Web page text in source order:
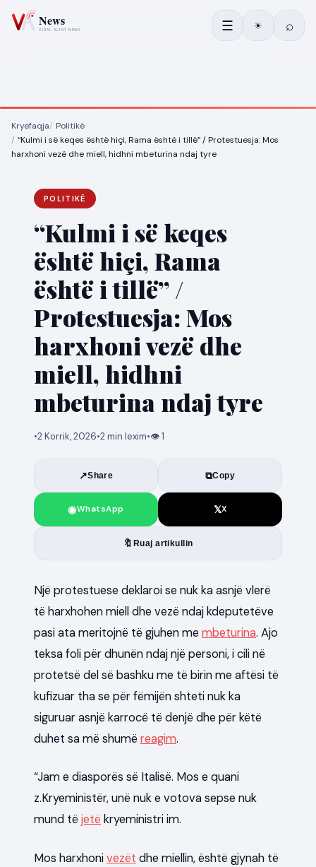
☰ ☀ ⌕
Kryefaqja
Politikë
“Kulmi i së keqes është hiçi, Rama është i tillë” / Protestuesja: Mos
harxhoni vezë dhe miell, hidhni mbeturina ndaj tyre
POLITIKË
“Kulmi i së keqes
është hiçi, Rama
është i tillë” /
Protestuesja: Mos
harxhoni vezë dhe
miell, hidhni
mbeturina ndaj tyre
•2 Korrik, 2026•2 min lexim•👁1
↗Share ⧉Copy
◉WhatsApp 𝕏X
🔖 Ruaj artikullin
Një protestuese deklaroi se nuk ka asnjë vlerë
të harxhohen miell dhe vezë ndaj kdeputetëve
pasi ata meritojnë të gjuhen me mbeturina. Ajo
teksa foli për dhunën ndaj një personi, i cili në
protetsë del së bashku me të birin me aftësi të
kufizuar tha se për fëmijën shteti nuk ka
siguruar asnjë karrocë të denjë dhe për këtë
duhet sa më shumë reagim.
“Jam e diasporës së Italisë. Mos e quani
z.Kryeministër, unë nuk e votova sepse nuk
mund të jetë kryeministri im.
Mos harxhonivezët dhe miellin, është gjynah të